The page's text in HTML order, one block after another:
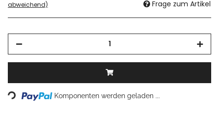
abweichend)
Frage zum Artikel
Loading... Komponenten werden geladen ...